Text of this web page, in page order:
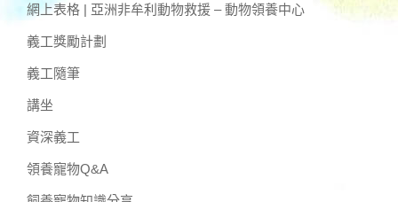
網上表格 | 亞洲非牟利動物救援 – 動物領養中心
義工獎勵計劃
義工隨筆
講坐
資深義工
領養寵物Q&A